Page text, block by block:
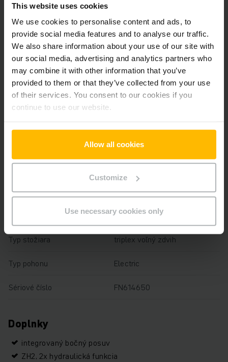
This website uses cookies
We use cookies to personalise content and ads, to
provide social media features and to analyse our traffic.
We also share information about your use of our site with
our social media, advertising and analytics partners who
may combine it with other information that you’ve
provided to them or that they’ve collected from your use
of their services. You consent to our cookies if you
continue to use our website.
Allow all cookies
Customize
Use necessary cookies only
Batéria
620 Ah
Nabíjač Áno, V / A
Battery Refurbishment Year 2026
Rok 2020
2500 kg
Prevádzkové hodiny 2740 h
Výška 2290 mm
1150 mm
Typ stožiara triplex voľný zdvih
Typ pohonu Electric
Sériové číslo FN614650
Doplnky
integrovaný bočný posuv
ZH2, 2x hydraulická funkcia